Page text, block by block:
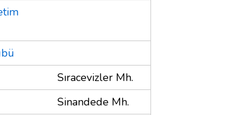
Sıracevizler Mh.
Sinandede Mh.